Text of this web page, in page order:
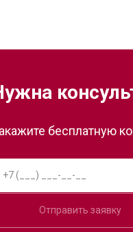
бесплатную
Отправить заявку